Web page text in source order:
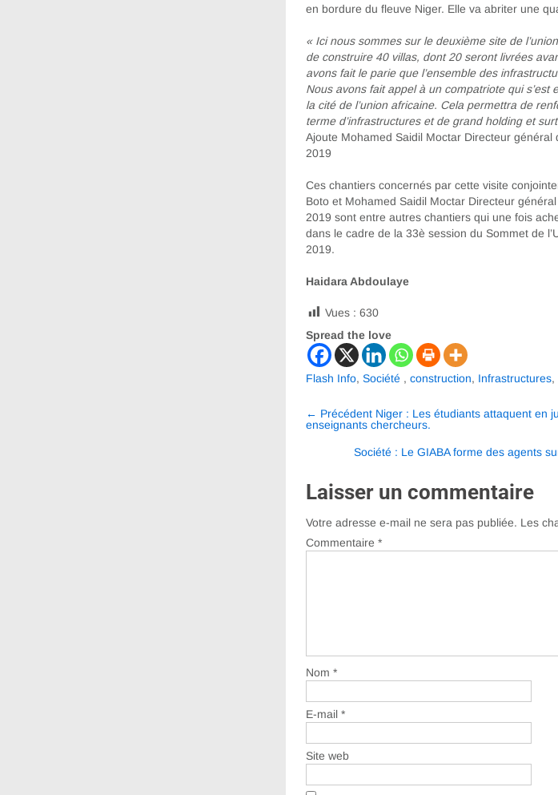
en bordure du fleuve Niger. Elle va abriter une
« Ici nous sommes sur le deuxième site de
de construire 40 villas, dont 20 seront livrées
avons fait le parie que l’ensemble des
Nous avons fait appel à un compatriote qui
la cité de l’union africaine. Cela permettra de
terme d’infrastructures et de grand holding et
Ajoute Mohamed Saidil Moctar Directeur général
2019
Ces chantiers concernés par cette visite
Boto et Mohamed Saidil Moctar Directeur
2019 sont entre autres chantiers qui une fois
dans le cadre de la 33è session du Sommet de
2019.
Haidara Abdoulaye
Vues : 630
Spread the love
Flash Info, Société , construction, Infrastructures,
Navigation
entre
← Précédent Niger : Les étudiants attaquent en
enseignants chercheurs.
Société : Le GIABA forme des agents
Laisser un commentaire
Votre adresse e-mail ne sera pas publiée. Les
Commentaire *
Nom *
E-mail *
Site web